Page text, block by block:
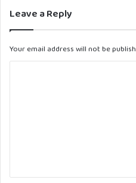
Leave a Reply
Your email address will not be
t